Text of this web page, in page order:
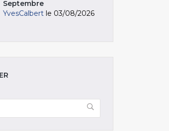
Septembre
YvesCalbert le 03/08/2026